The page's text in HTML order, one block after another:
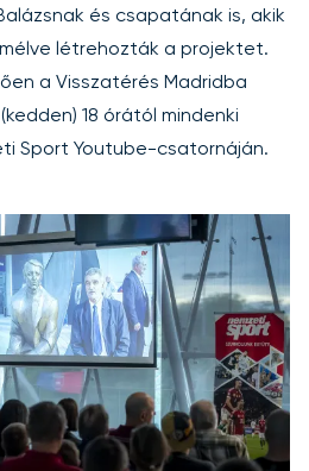
és csapatának is, akik
létrehozták a projektet.
a Visszatérés Madridba
18 órától mindenki
Sport Youtube-csatornáján.